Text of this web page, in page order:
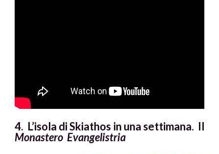
4. L’isola di Skiathos in una settimana. Il
Monastero Evangelistria